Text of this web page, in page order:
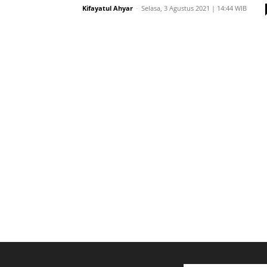
Kifayatul Ahyar - Selasa, 3 Agustus 2021 | 14:44 WIB